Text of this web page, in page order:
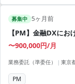
募集中 5ヶ月前
【PM】金融DXにお
〜900,000円/月
業務委託（準委任） | 東京
PM